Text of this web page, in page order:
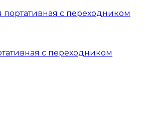
с переходником